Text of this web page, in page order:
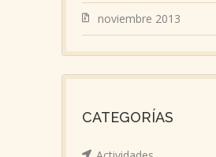
noviembre 2013
CATEGORÍAS